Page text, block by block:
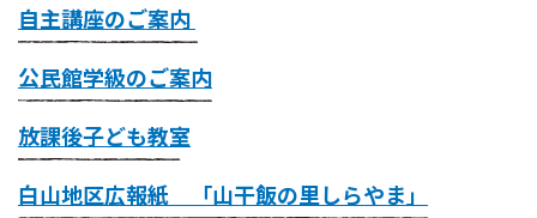
自主講座のご案内
公民館学級のご案内
放課後子ども教室
白山地区広報紙 「山干飯の里しらやま」